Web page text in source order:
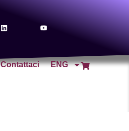
Contattaci ENG